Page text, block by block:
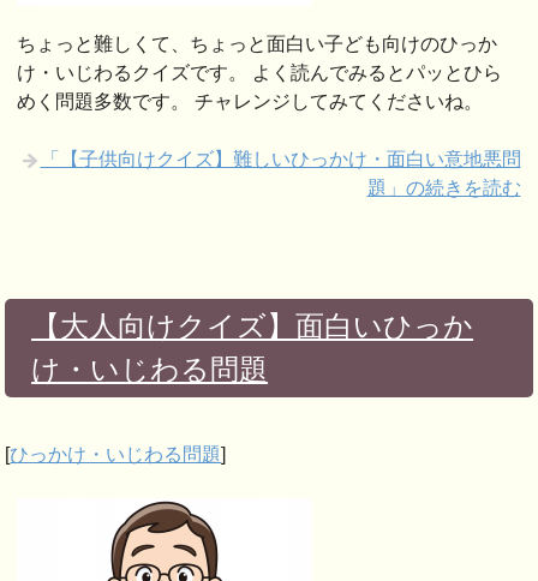
ちょっと難しくて、ちょっと面白い子ども向けのひっか
け・いじわるクイズです。 よく読んでみるとパッとひら
めく問題多数です。 チャレンジしてみてくださいね。
「【子供向けクイズ】難しいひっかけ・面白い意地悪問
題」の続きを読む
【大人向けクイズ】面白いひっか
け・いじわる問題
[ひっかけ・いじわる問題]